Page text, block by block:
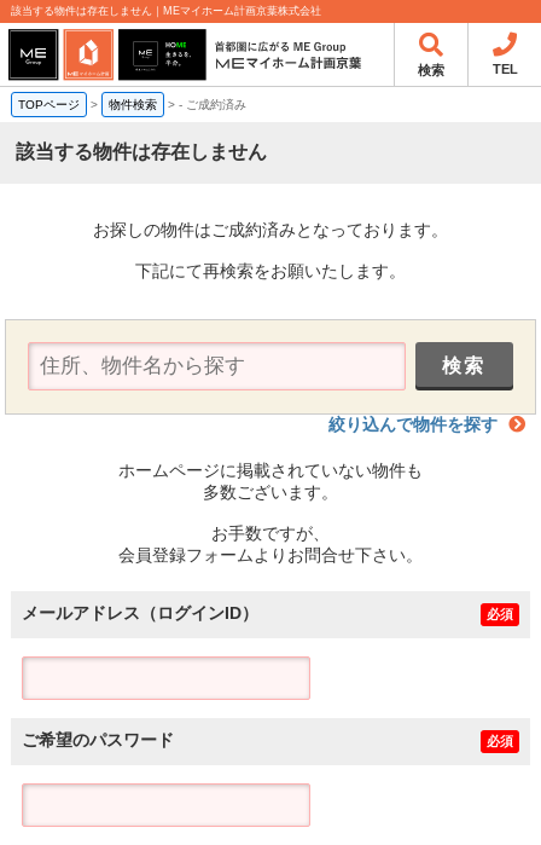
該当する物件は存在しません｜MEマイホーム計画京葉株式会社
検索 TEL
TOPページ > 物件検索 >- ご成約済み
該当する物件は存在しません
お探しの物件はご成約済みとなっております。
下記にて再検索をお願いたします。
絞り込んで物件を探す
ホームページに掲載されていない物件も
多数ございます。
お手数ですが、
会員登録フォームよりお問合せ下さい。
メールアドレス（ログインID） 必須
ご希望のパスワード 必須